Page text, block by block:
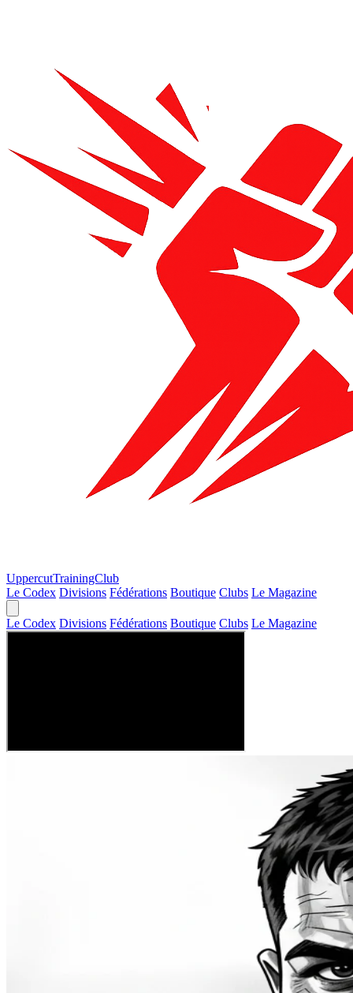
UppercutTrainingClub
Le Codex Divisions Fédérations Boutique Clubs Le Magazine
Le Codex Divisions Fédérations Boutique Clubs Le Magazine